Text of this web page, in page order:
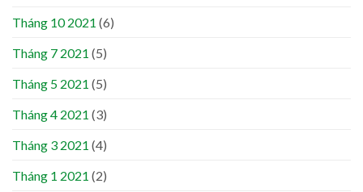
Tháng 10 2021 (6)
Tháng 7 2021 (5)
Tháng 5 2021 (5)
Tháng 4 2021 (3)
Tháng 3 2021 (4)
Tháng 1 2021 (2)